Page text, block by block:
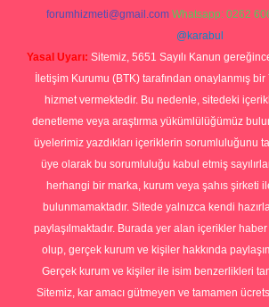
forumhizmeti@gmail.com Whatsapp: 0262
@karabul
Yasal Uyarı: Sitemiz, 5651 Sayılı Kanun
İletişim Kurumu (BTK) tarafından onaylanmış bir
hizmet vermektedir. Bu nedenle, sitedeki
denetleme veya araştırma yükümlülüğümüz
üyelerimiz yazdıkları içeriklerin sorumluluğunu
üye olarak bu sorumluluğu kabul etmiş
herhangi bir marka, kurum veya şahıs şirketi
bulunmamaktadır. Sitede yalnızca kendi
paylaşılmaktadır. Burada yer alan içerikler
olup, gerçek kurum ve kişiler hakkında
Gerçek kurum ve kişiler ile isim benzerlikleri
Sitemiz, kar amacı gütmeyen ve tamamen